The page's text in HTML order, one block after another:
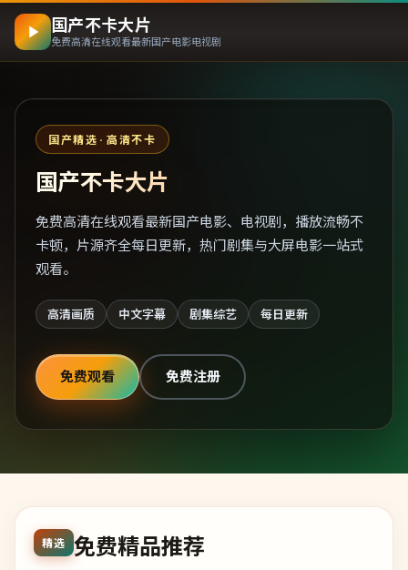
国产不卡大片
免费高清在线观看最新国产电影电视剧
国产精选 · 高清不卡
国产不卡大片
免费高清在线观看最新国产电影、电视剧，播放流畅不
卡顿，片源齐全每日更新，热门剧集与大屏电影一站式
观看。
高清画质 中文字幕 剧集综艺 每日更新
免费观看 免费注册
精选 免费精品推荐